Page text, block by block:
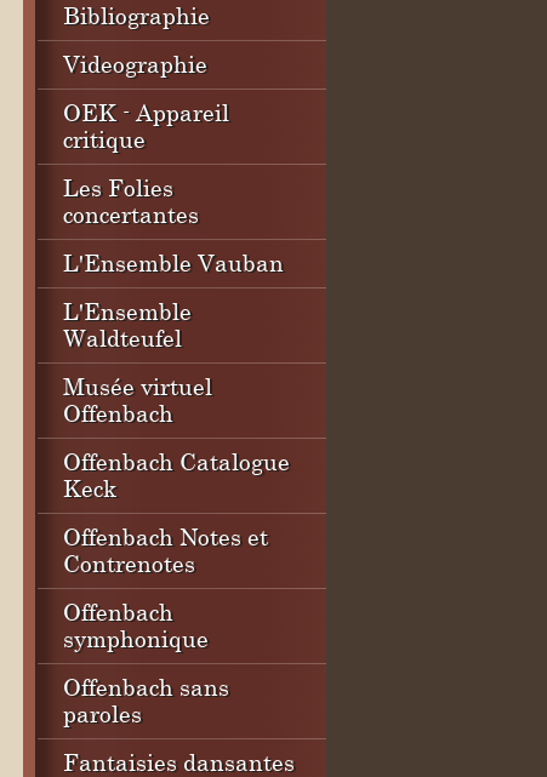
Bibliographie
Videographie
OEK - Appareil
critique
Les Folies
concertantes
L'Ensemble Vauban
L'Ensemble
Waldteufel
Musée virtuel
Offenbach
Offenbach Catalogue
Keck
Offenbach Notes et
Contrenotes
Offenbach
symphonique
Offenbach sans
paroles
Fantaisies dansantes